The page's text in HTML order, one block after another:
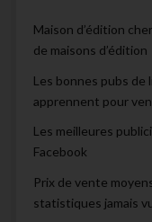
Maison d’édition
de maisons d’édition
Les bonnes pubs de
apprennent pour
Les meilleures
Facebook
Prix de vente
statistiques jamais